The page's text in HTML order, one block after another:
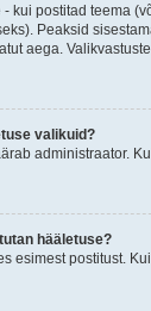
kui postitad teema
Peaksid
aega.
valikuid?
administraator.
hääletuse?
esimest postitust.